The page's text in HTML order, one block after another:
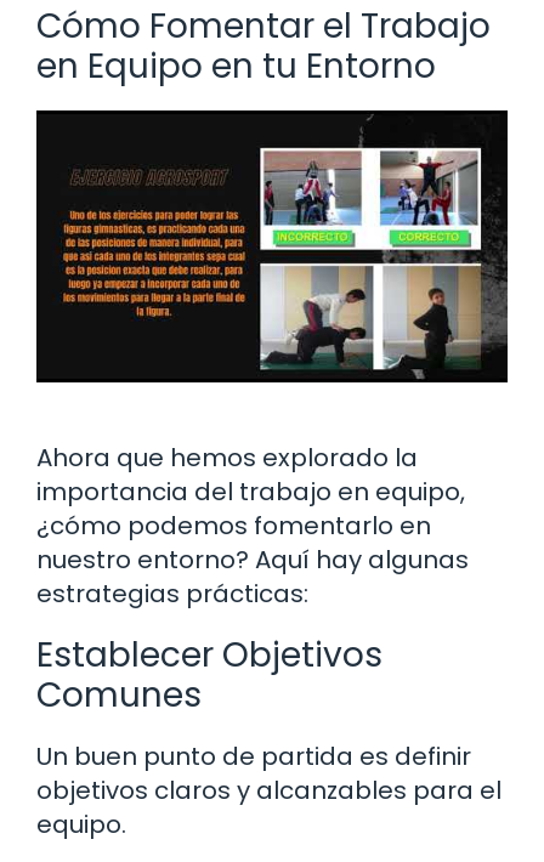
Cómo Fomentar el Trabajo
en Equipo en tu Entorno
Ahora que hemos explorado la
importancia del trabajo en equipo,
¿cómo podemos fomentarlo en
nuestro entorno? Aquí hay algunas
estrategias prácticas:
Establecer Objetivos
Comunes
Un buen punto de partida es definir
objetivos claros y alcanzables para el
equipo.